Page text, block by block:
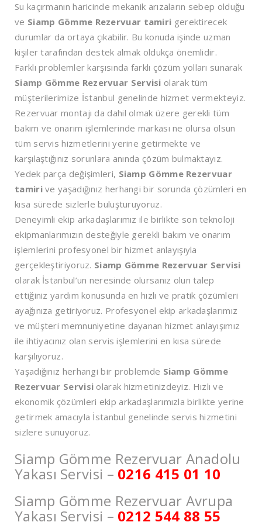
Su kaçırmanın haricinde mekanik arızaların sebep olduğu
ve Siamp Gömme Rezervuar tamiri gerektirecek
durumlar da ortaya çıkabilir. Bu konuda işinde uzman
kişiler tarafından destek almak oldukça önemlidir.
Farklı problemler karşısında farklı çözüm yolları sunarak
Siamp Gömme Rezervuar Servisi olarak tüm
müşterilerimize İstanbul genelinde hizmet vermekteyiz.
Rezervuar montajı da dahil olmak üzere gerekli tüm
bakım ve onarım işlemlerinde markası ne olursa olsun
tüm servis hizmetlerini yerine getirmekte ve
karşılaştığınız sorunlara anında çözüm bulmaktayız.
Yedek parça değişimleri, Siamp Gömme Rezervuar
tamirive yaşadığınız herhangi bir sorunda çözümleri en
kısa sürede sizlerle buluşturuyoruz.
Deneyimli ekip arkadaşlarımız ile birlikte son teknoloji
ekipmanlarımızın desteğiyle gerekli bakım ve onarım
işlemlerini profesyonel bir hizmet anlayışıyla
gerçekleştiriyoruz. Siamp Gömme Rezervuar Servisi
olarak İstanbul’un neresinde olursanız olun talep
ettiğiniz yardım konusunda en hızlı ve pratik çözümleri
ayağınıza getiriyoruz. Profesyonel ekip arkadaşlarımız
ve müşteri memnuniyetine dayanan hizmet anlayışımız
ile ihtiyacınız olan servis işlemlerini en kısa sürede
karşılıyoruz.
Yaşadığınız herhangi bir problemde Siamp Gömme
Rezervuar Servisi olarak hizmetinizdeyiz. Hızlı ve
ekonomik çözümleri ekip arkadaşlarımızla birlikte yerine
getirmek amacıyla İstanbul genelinde servis hizmetini
sizlere sunuyoruz.
Siamp Gömme Rezervuar Anadolu
Yakası Servisi – 0216 415 01 10
Siamp Gömme Rezervuar Avrupa
Yakası Servisi – 0212 544 88 55